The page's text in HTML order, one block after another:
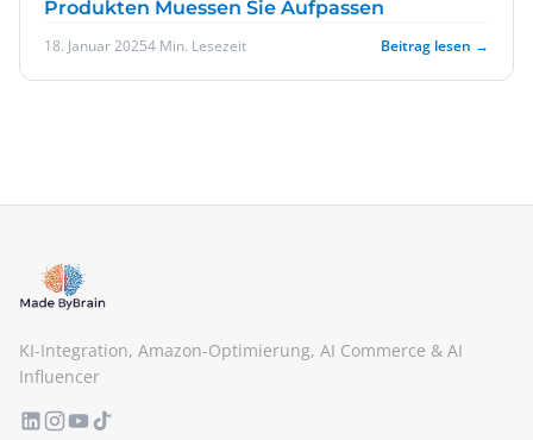
Produkten Muessen Sie Aufpassen
18. Januar 20254 Min. Lesezeit Beitrag lesen →
KI-Integration, Amazon-Optimierung, AI Commerce & AI
Influencer